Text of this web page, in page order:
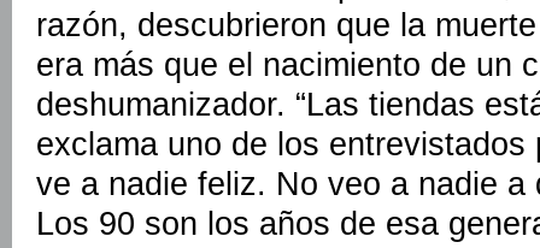
razón, descubrieron que la
era más que el nacimiento de un
deshumanizador. “Las tiendas
exclama uno de los
ve a nadie feliz. No veo a nadie a
Los 90 son los años de esa